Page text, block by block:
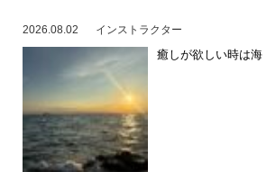
2026.08.02 インストラクター
癒しが欲しい時は海